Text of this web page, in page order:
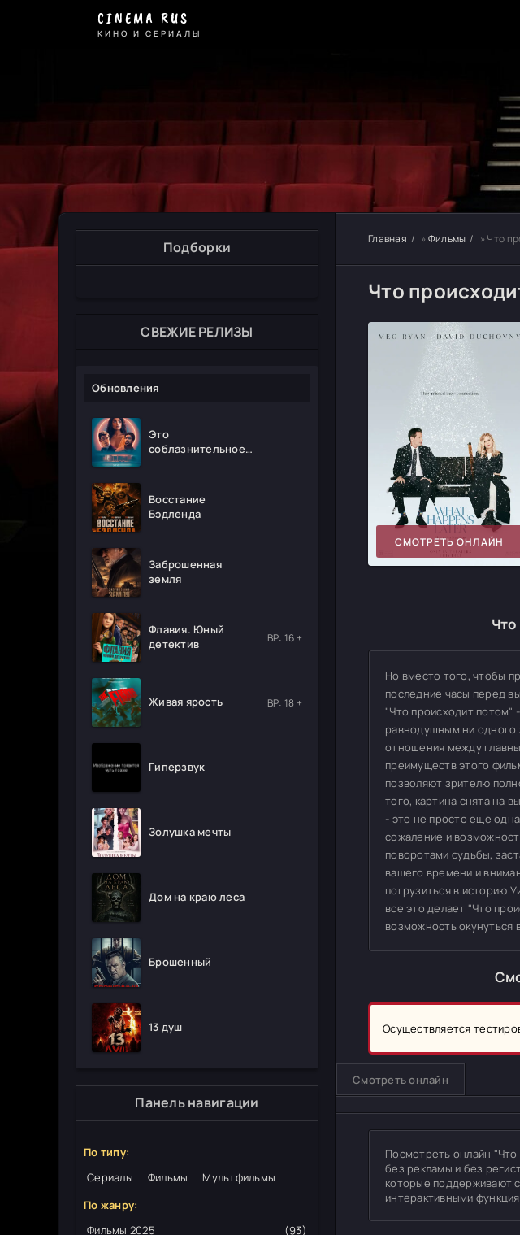
CINEMA RUS
КИНО И СЕРИАЛЫ
Подборки
СВЕЖИЕ РЕЛИЗЫ
Обновления
Это
соблазнительное
Восстание
Бэдленда
Заброшенная
земля
Флавия. Юный
детектив
ВР: 16 +
Живая ярость ВР: 18 +
Гиперзвук
Золушка мечты
Дом на краю леса
Брошенный
13 душ
Панель навигации
По типу:
Сериалы
Фильмы
Мультфильмы
По жанру:
Фильмы 2025
(93)
Главная » Фильмы » Что
Что
СМОТРЕТЬ ОНЛАЙН
1 2 3
Но вместо того, чтобы
последние часы перед
"Что происходит потом"
равнодушным ни одного
отношения между
преимуществ этого
позволяют зрителю
того, картина снята на
- это не просто еще
сожаление и
поворотами судьбы,
вашего времени и
погрузиться в историю
все это делает "Что
возможность окунуться
Осуществляется
Смотреть онлайн
Посмотреть онлайн "Что
без рекламы и без
которые поддерживают
интерактивными